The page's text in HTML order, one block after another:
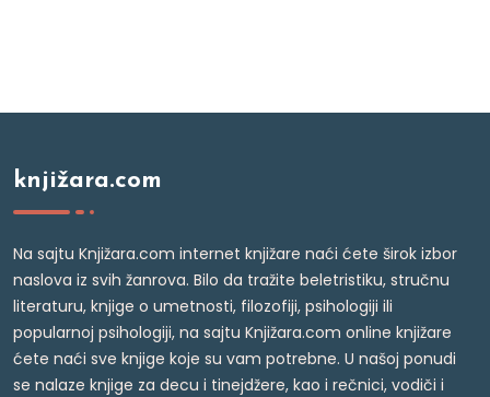
knjižara.com
Na sajtu Knjižara.com internet knjižare naći ćete širok izbor
naslova iz svih žanrova. Bilo da tražite beletristiku, stručnu
literaturu, knjige o umetnosti, filozofiji, psihologiji ili
popularnoj psihologiji, na sajtu Knjižara.com online knjižare
ćete naći sve knjige koje su vam potrebne. U našoj ponudi
se nalaze knjige za decu i tinejdžere, kao i rečnici, vodiči i